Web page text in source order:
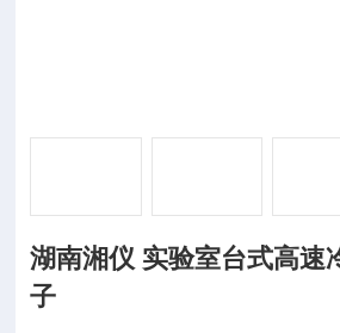
湖南湘仪 实验室台式高速
子